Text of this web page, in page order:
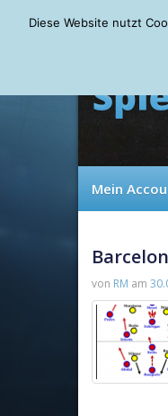
Saturday,
Mein
von RM am
Diese Website nutzt